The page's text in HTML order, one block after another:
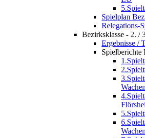
Spielplan
Relegations-
Bezirksklasse - 2. /
Ergebnisse /
Spielberichte